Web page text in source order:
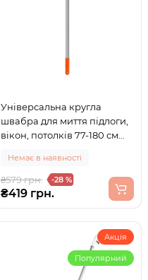
Універсальна кругла
швабра для миття підлоги,
вікон, потолків 77-180 см
Немає в наявності
₴579 грн. -28 %
₴419 грн.
Акція
Популярний